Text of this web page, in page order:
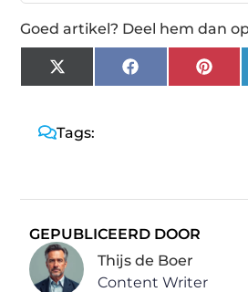
Goed artikel? Deel hem dan
X
(Twitter)
Facebook
Tags:
GEPUBLICEERD DOOR
Thijs de Boer
Content Writer